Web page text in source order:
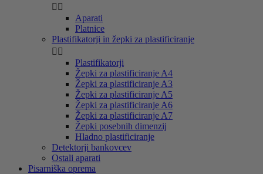
 
Aparati
Platnice
Plastifikatorji in žepki za plastificiranje
 
Plastifikatorji
Žepki za plastificiranje A4
Žepki za plastificiranje A3
Žepki za plastificiranje A5
Žepki za plastificiranje A6
Žepki za plastificiranje A7
Žepki posebnih dimenzij
Hladno plastificiranje
Detektorji bankovcev
Ostali aparati
Pisarniška oprema